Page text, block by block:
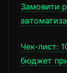
Замовити
Чек-лист:
бюджет